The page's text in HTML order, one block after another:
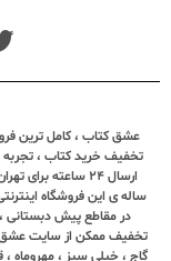
عشق کتاب ، کامل ترین
تخفیف خرید کتاب ، تجربه
ارسال ٢٤ ساعته
ساله ی این فروشگاه
در مقاطع پیش دبستانی
تخفیف ممکن از سایت عشق
گاج ، خیلی سبز ، مهروماه ،